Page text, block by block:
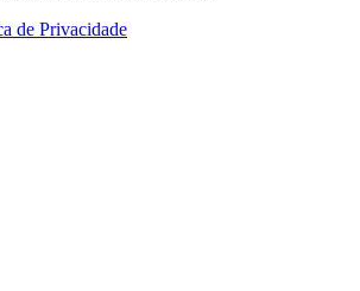
de Privacidade